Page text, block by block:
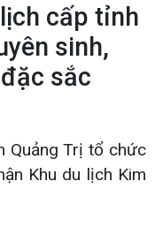
cấp tỉnh
sinh,
sắc
Quảng Trị tổ chức
Khu du lịch Kim